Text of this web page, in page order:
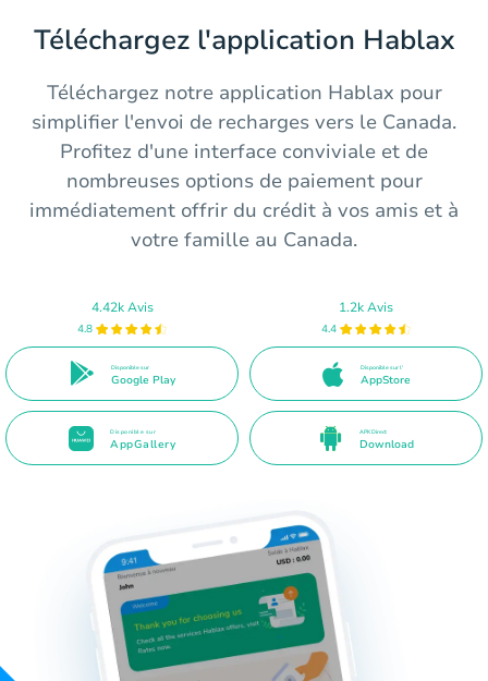
Téléchargez l'application Hablax
Téléchargez notre application Hablax pour
simplifier l'envoi de recharges vers le Canada.
Profitez d'une interface conviviale et de
nombreuses options de paiement pour
immédiatement offrir du crédit à vos amis et à
votre famille au Canada.
4.42k Avis
4.8
Disponible sur
Google Play
1.2k Avis
4.4
Disponible sur l'
AppStore
Disponible sur
AppGallery
APK Direct
Download